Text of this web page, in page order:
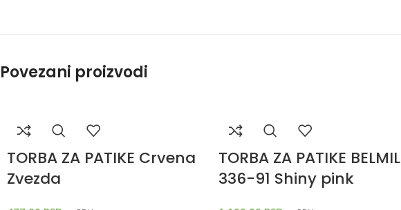
Povezani proizvodi
TORBA ZA PATIKE Crvena
Zvezda
TORBA ZA PATIKE BELMIL
336-91 Shiny pink